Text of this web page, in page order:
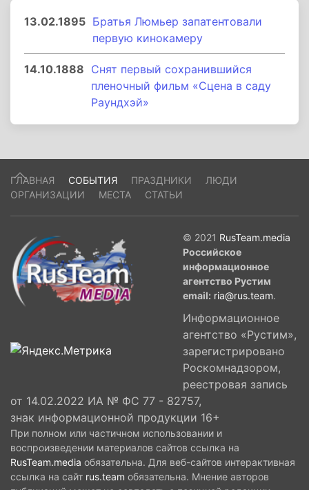
13.02.1895 Братья Люмьер запатентовали
первую кинокамеру
14.10.1888 Снят первый сохранившийся
пленочный фильм «Сцена в саду
Раундхэй»
ГЛАВНАЯ СОБЫТИЯ ПРАЗДНИКИ
ЛЮДИ
ОРГАНИЗАЦИИ
МЕСТА СТАТЬИ
© 2021 RusTeam.media
Российское
информационное
агентство Рустим
email: ria@rus.team.
Информационное
агентство «Рустим»,
зарегистрировано
Роскомнадзором,
реестровая запись
от 14.02.2022 ИА № ФС 77 - 82757,
знак информационной продукции 16+
При полном или частичном использовании и
воспроизведении материалов сайтов ссылка на
RusTeam.media обязательна. Для веб-сайтов интерактивная
ссылка на сайт rus.team обязательна. Мнение авторов